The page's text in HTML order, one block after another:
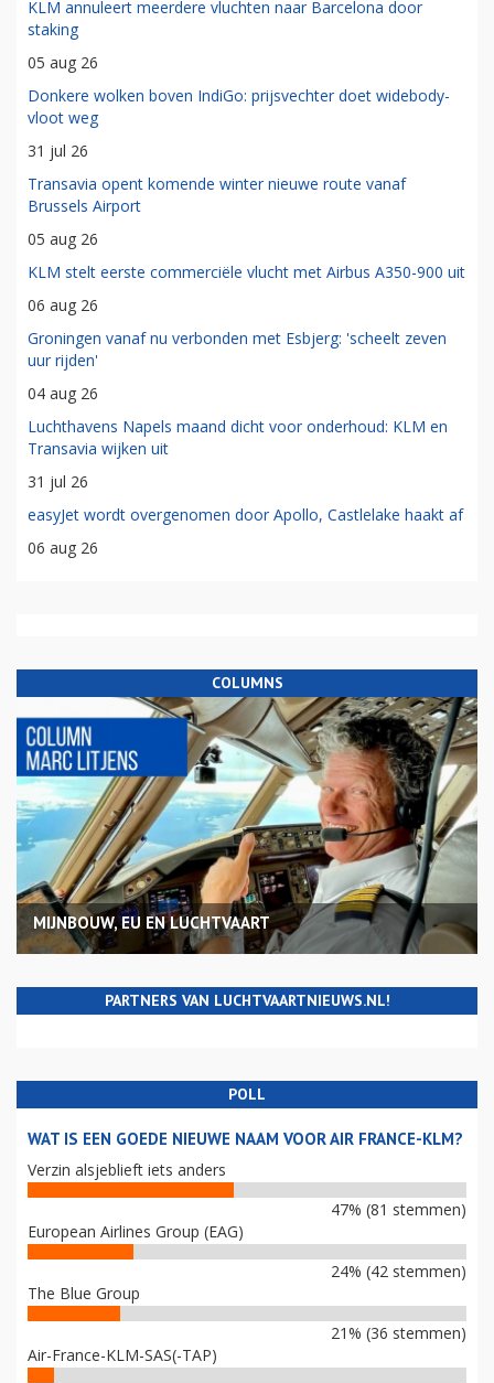
KLM annuleert meerdere vluchten naar Barcelona door
staking
05 aug 26
Donkere wolken boven IndiGo: prijsvechter doet widebody-
vloot weg
31 jul 26
Transavia opent komende winter nieuwe route vanaf
Brussels Airport
05 aug 26
KLM stelt eerste commerciële vlucht met Airbus A350-900 uit
06 aug 26
Groningen vanaf nu verbonden met Esbjerg: 'scheelt zeven
uur rijden'
04 aug 26
Luchthavens Napels maand dicht voor onderhoud: KLM en
Transavia wijken uit
31 jul 26
easyJet wordt overgenomen door Apollo, Castlelake haakt af
06 aug 26
COLUMNS
MIJNBOUW, EU EN LUCHTVAART
PARTNERS VAN LUCHTVAARTNIEUWS.NL!
POLL
WAT IS EEN GOEDE NIEUWE NAAM VOOR AIR FRANCE-KLM?
Verzin alsjeblieft iets anders
47% (81 stemmen)
European Airlines Group (EAG)
24% (42 stemmen)
The Blue Group
21% (36 stemmen)
Air-France-KLM-SAS(-TAP)